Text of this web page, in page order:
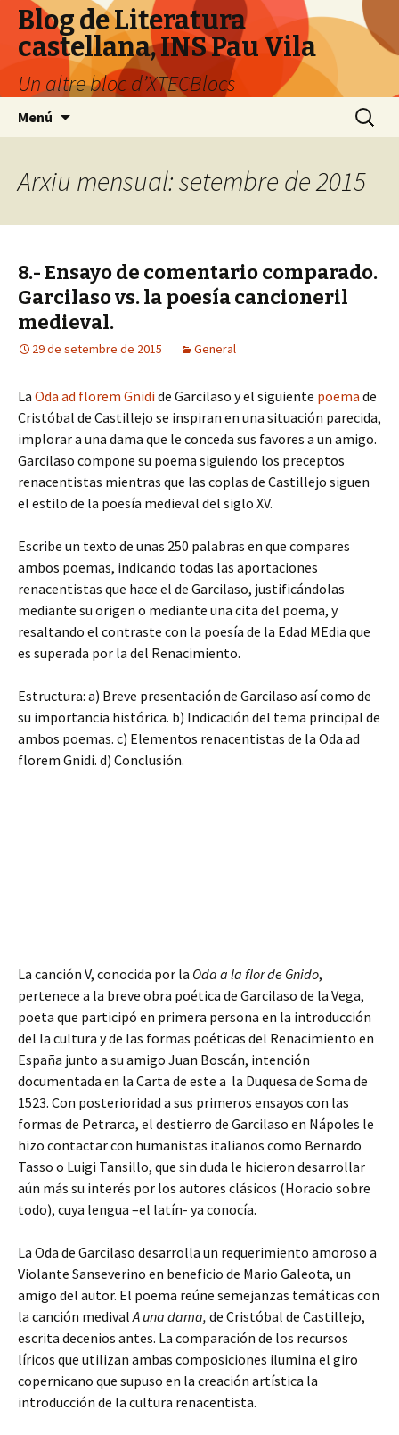
Blog de Literatura
castellana, INS Pau Vila
Un altre bloc d’XTECBlocs
Menú Cerca:
Arxiu mensual: setembre de 2015
8.- Ensayo de comentario comparado.
Garcilaso vs. la poesía cancioneril
medieval.
29 de setembre de 2015 General
La Oda ad florem Gnidide Garcilaso y el siguiente poema de
Cristóbal de Castillejo se inspiran en una situación parecida,
implorar a una dama que le conceda sus favores a un amigo.
Garcilaso compone su poema siguiendo los preceptos
renacentistas mientras que las coplas de Castillejo siguen
el estilo de la poesía medieval del siglo XV.
Escribe un texto de unas 250 palabras en que compares
ambos poemas, indicando todas las aportaciones
renacentistas que hace el de Garcilaso, justificándolas
mediante su origen o mediante una cita del poema, y
resaltando el contraste con la poesía de la Edad MEdia que
es superada por la del Renacimiento.
Estructura: a) Breve presentación de Garcilaso así como de
su importancia histórica. b) Indicación del tema principal de
ambos poemas. c) Elementos renacentistas de la Oda ad
florem Gnidi. d) Conclusión.
La canción V, conocida por la Oda a la flor de Gnido,
pertenece a la breve obra poética de Garcilaso de la Vega,
poeta que participó en primera persona en la introducción
del la cultura y de las formas poéticas del Renacimiento en
España junto a su amigo Juan Boscán, intención
documentada en la Carta de este a la Duquesa de Soma de
1523. Con posterioridad a sus primeros ensayos con las
formas de Petrarca, el destierro de Garcilaso en Nápoles le
hizo contactar con humanistas italianos como Bernardo
Tasso o Luigi Tansillo, que sin duda le hicieron desarrollar
aún más su interés por los autores clásicos (Horacio sobre
todo), cuya lengua –el latín- ya conocía.
La Oda de Garcilaso desarrolla un requerimiento amoroso a
Violante Sanseverino en beneficio de Mario Galeota, un
amigo del autor. El poema reúne semejanzas temáticas con
la canción medivalA una dama, de Cristóbal de Castillejo,
escrita decenios antes. La comparación de los recursos
líricos que utilizan ambas composiciones ilumina el giro
copernicano que supuso en la creación artística la
introducción de la cultura renacentista.